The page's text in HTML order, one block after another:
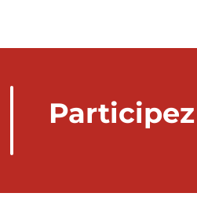
Participez